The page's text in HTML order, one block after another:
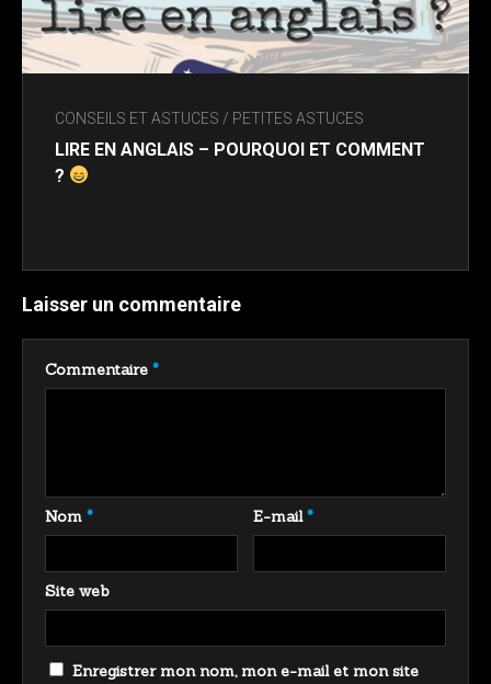
CONSEILS ET ASTUCES / PETITES ASTUCES
LIRE EN ANGLAIS – POURQUOI ET COMMENT
?
Laisser un commentaire
Commentaire *
Nom * E-mail*
Site web
Enregistrer mon nom, mon e-mail et mon site